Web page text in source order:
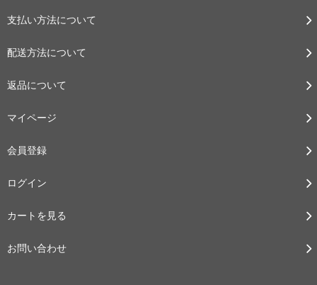
支払い方法について
配送方法について
返品について
マイページ
会員登録
ログイン
カートを見る
お問い合わせ